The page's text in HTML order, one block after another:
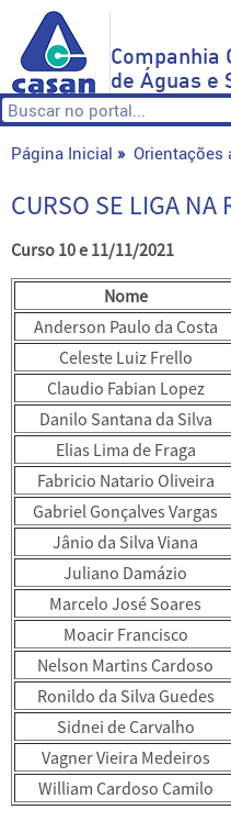
Companhia
de Águas e
Página Inicial » Orientações
CURSO SE LIGA NA
Curso 10 e 11/11/2021
Nome
Anderson Paulo da Costa
Celeste Luiz Frello
Claudio Fabian Lopez
Danilo Santana da Silva
Elias Lima de Fraga
Fabricio Natario Oliveira
Gabriel Gonçalves Vargas
Jânio da Silva Viana
Juliano Damázio
Marcelo José Soares
Moacir Francisco
Nelson Martins Cardoso
Ronildo da Silva Guedes
Sidnei de Carvalho
Vagner Vieira Medeiros
William Cardoso Camilo